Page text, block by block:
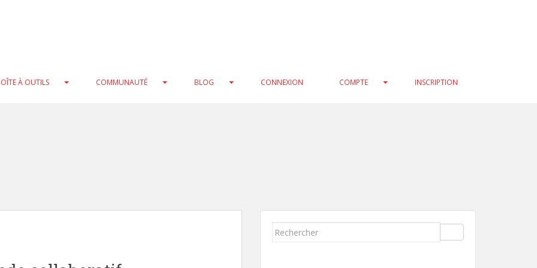
cast instead in
À OUTILS COMMUNAUTÉ BLOG CONNEXION COMPTE INSCRIPTION
Rechercher...